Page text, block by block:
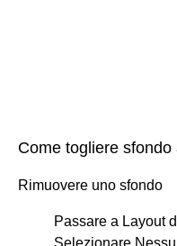
Come togliere sfondo
Rimuovere uno sfondo
Passare a Layout
Selezionare